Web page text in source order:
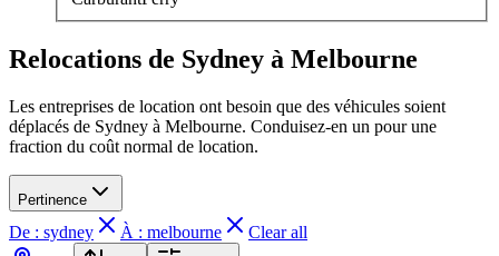
Relocations de Sydney à Melbourne
Les entreprises de location ont besoin que des véhicules soient
déplacés de Sydney à Melbourne. Conduisez-en un pour une
fraction du coût normal de location.
Pertinence
De : sydney À : melbourne
Clear all